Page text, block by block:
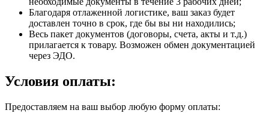
Благодаря отлаженной логистике, ваш заказ будет
доставлен точно в срок, где бы вы ни находились;
Весь пакет документов (договоры, счета, акты и т.д.)
прилагается к товару. Возможен обмен документацией
через ЭДО.
Условия оплаты:
Предоставляем на ваш выбор любую форму оплаты: